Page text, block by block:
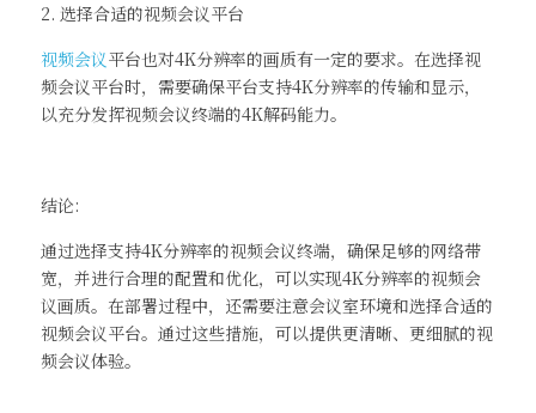
2. 选择合适的视频会议平台
视频会议平台也对4K分辨率的画质有一定的要求。在选择视
频会议平台时，需要确保平台支持4K分辨率的传输和显示，
以充分发挥视频会议终端的4K解码能力。
结论:
通过选择支持4K分辨率的视频会议终端，确保足够的网络带
宽，并进行合理的配置和优化，可以实现4K分辨率的视频会
议画质。在部署过程中，还需要注意会议室环境和选择合适的
视频会议平台。通过这些措施，可以提供更清晰、更细腻的视
频会议体验。